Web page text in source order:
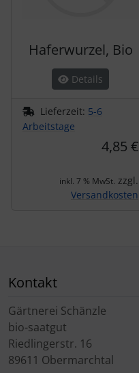
Haferwurzel, Bio
Details
Lieferzeit: 5-6
Arbeitstage
4,85 €
inkl. 7 % MwSt. zzgl.
Versandkosten
Kontakt
Gärtnerei Schänzle
bio-saatgut
Riedlingerstr. 16
89611 Obermarchtal